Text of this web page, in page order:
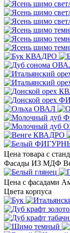
Цена товара с
Фасады ИЗ МДФ
Цена с фасадами
Цвета корпуса